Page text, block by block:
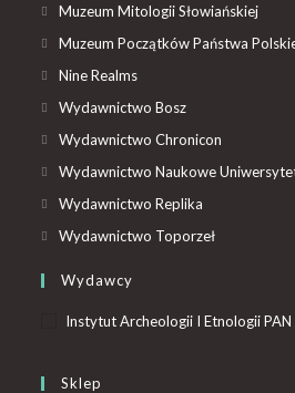
Muzeum Mitologii Słowiańskiej
Muzeum Początków Państwa
Nine Realms
Wydawnictwo Bosz
Wydawnictwo Chronicon
Wydawnictwo Naukowe
Wydawnictwo Replika
Wydawnictwo Toporzeł
Wydawcy
Instytut Archeologii I Etnologii PAN
Sklep